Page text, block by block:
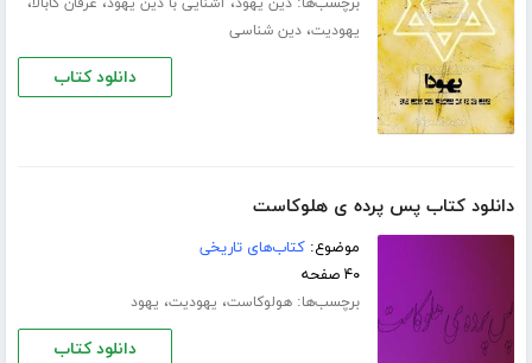
یهودیت،دین شناسی
دانلود کتاب
دانلود کتاب پس پرده ی هلوکاست
موضوع:کتاب‌های تاریخی
۴۰ صفحه
برچسب‌ها:هولوکاست، یهودیت، یهود
دانلود کتاب